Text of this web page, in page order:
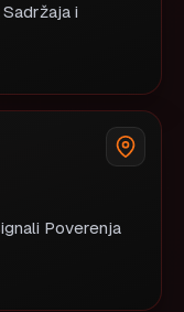
i
Poverenja